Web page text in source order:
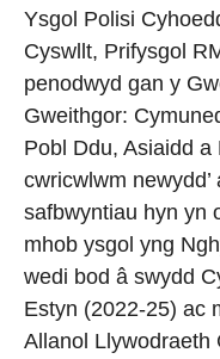
Ysgol Polisi
Cyswllt, Prifysgol
penodwyd gan y
Gweithgor:
Pobl Ddu, Asiaidd
cwricwlwm
safbwyntiau hyn yn
mhob ysgol yng
wedi bod â swydd
Estyn (2022-25) ac
Allanol Llywodraeth